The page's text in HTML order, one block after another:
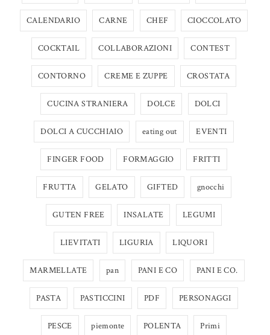
CALENDARIO CARNE CHEF CIOCCOLATO
COCKTAIL COLLABORAZIONI CONTEST
CONTORNO CREME E ZUPPE CROSTATA
CUCINA STRANIERA DOLCE DOLCI
DOLCI A CUCCHIAIO eating out EVENTI
FINGER FOOD FORMAGGIO FRITTI
FRUTTA GELATO GIFTED gnocchi
GUTEN FREE INSALATE LEGUMI
LIEVITATI LIGURIA LIQUORI
MARMELLATE pan PANI E CO PANI E CO.
PASTA PASTICCINI PDF PERSONAGGI
PESCE piemonte POLENTA Primi